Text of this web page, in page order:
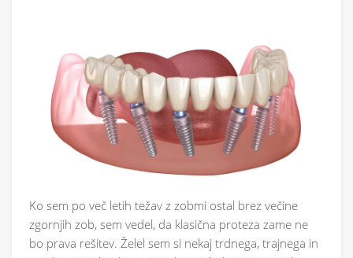
Ko sem po več letih težav z zobmi ostal brez večine
zgornjih zob, sem vedel, da klasična proteza zame ne
bo prava rešitev. Želel sem si nekaj trdnega, trajnega in